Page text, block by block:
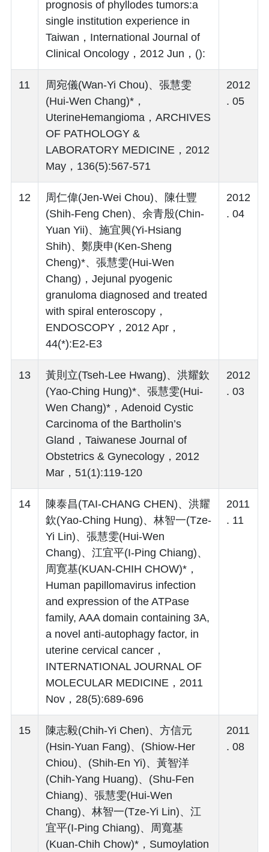
prognosis of phyllodes tumors:a
single institution experience in
Taiwan，International Journal of
Clinical Oncology，2012 Jun，():
11
周宛儀(Wan-Yi Chou)、張慧雯
(Hui-Wen Chang)*，
UterineHemangioma，ARCHIVES
OF PATHOLOGY &
LABORATORY MEDICINE，2012
May，136(5):567-571
2012
. 05
12
周仁偉(Jen-Wei Chou)、陳仕豐
(Shih-Feng Chen)、余青殷(Chin-
Yuan Yii)、施宜興(Yi-Hsiang
Shih)、鄭庚申(Ken-Sheng
Cheng)*、張慧雯(Hui-Wen
Chang)，Jejunal pyogenic
granuloma diagnosed and treated
with spiral enteroscopy，
ENDOSCOPY，2012 Apr，
44(*):E2-E3
2012
. 04
13
黃則立(Tseh-Lee Hwang)、洪耀欽
(Yao-Ching Hung)*、張慧雯(Hui-
Wen Chang)*，Adenoid Cystic
Carcinoma of the Bartholin’s
Gland，Taiwanese Journal of
Obstetrics & Gynecology，2012
Mar，51(1):119-120
2012
. 03
14
陳泰昌(TAI-CHANG CHEN)、洪耀
欽(Yao-Ching Hung)、林智一(Tze-
Yi Lin)、張慧雯(Hui-Wen
Chang)、江宜平(I-Ping Chiang)、
周寛基(KUAN-CHIH CHOW)*，
Human papillomavirus infection
and expression of the ATPase
family, AAA domain containing 3A,
a novel anti-autophagy factor, in
uterine cervical cancer，
INTERNATIONAL JOURNAL OF
MOLECULAR MEDICINE，2011
Nov，28(5):689-696
2011
. 11
15
陳志毅(Chih-Yi Chen)、方信元
(Hsin-Yuan Fang)、(Shiow-Her
Chiou)、(Shih-En Yi)、黃智洋
(Chih-Yang Huang)、(Shu-Fen
Chiang)、張慧雯(Hui-Wen
Chang)、林智一(Tze-Yi Lin)、江
宜平(I-Ping Chiang)、周寬基
(Kuan-Chih Chow)*，Sumoylation
2011
. 08